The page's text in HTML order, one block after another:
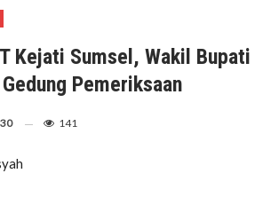
Kejati Sumsel, Wakil Bupati
Pemeriksaan
141